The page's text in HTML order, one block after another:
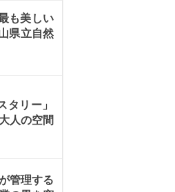
も美しい
県立自然
タリー」
人の空間
管理する